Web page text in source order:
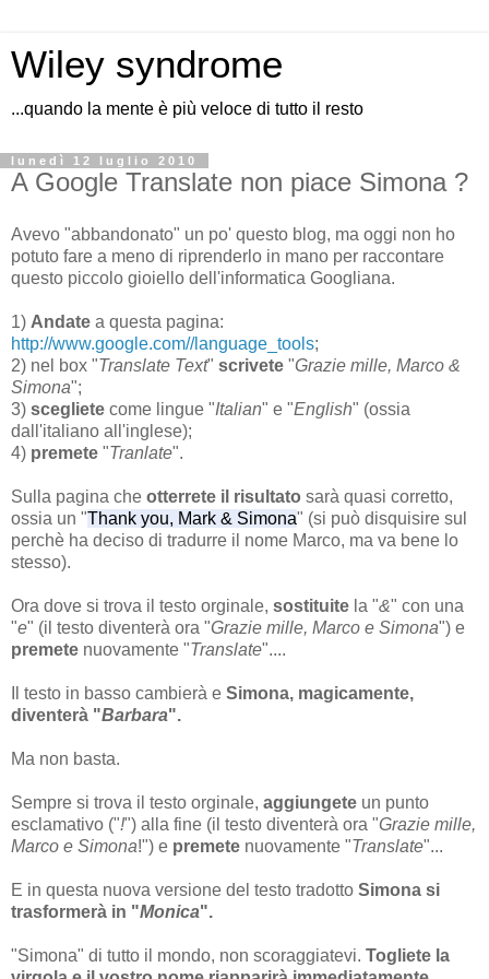
Wiley syndrome
...quando la mente è più veloce di tutto il resto
lunedì 12 luglio 2010
A Google Translate non piace Simona ?
Avevo "abbandonato" un po' questo blog, ma oggi non ho
potuto fare a meno di riprenderlo in mano per raccontare
questo piccolo gioiello dell'informatica Googliana.
1) Andate a questa pagina:
http://www.google.com//language_tools;
2) nel box "Translate Text" scrivete "Grazie mille, Marco &
Simona";
3) scegliete come lingue "Italian" e "English" (ossia
dall'italiano all'inglese);
4) premete "Tranlate".
Sulla pagina che otterrete il risultato sarà quasi corretto,
ossia un "Thank you, Mark & Simona" (si può disquisire sul
perchè ha deciso di tradurre il nome Marco, ma va bene lo
stesso).
Ora dove si trova il testo orginale, sostituite la "&" con una
"e" (il testo diventerà ora "Grazie mille, Marco e Simona") e
premete nuovamente "Translate"....
Il testo in basso cambierà e Simona, magicamente,
diventerà "Barbara".
Ma non basta.
Sempre si trova il testo orginale, aggiungete un punto
esclamativo ("!") alla fine (il testo diventerà ora "Grazie mille,
Marco e Simona!") e premete nuovamente "Translate"...
E in questa nuova versione del testo tradotto Simona si
trasformerà in "Monica".
"Simona" di tutto il mondo, non scoraggiatevi. Togliete la